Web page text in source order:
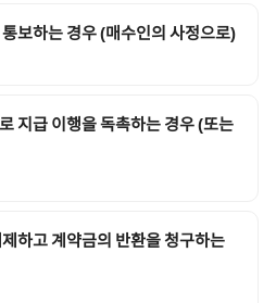
보하는 경우 (매수인의 사정으로)
지급 이행을 독촉하는 경우 (또는
하고 계약금의 반환을 청구하는